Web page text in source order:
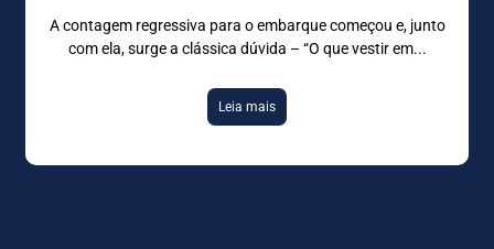
A contagem regressiva para o embarque começou e, junto
com ela, surge a clássica dúvida – “O que vestir em
Leia mais